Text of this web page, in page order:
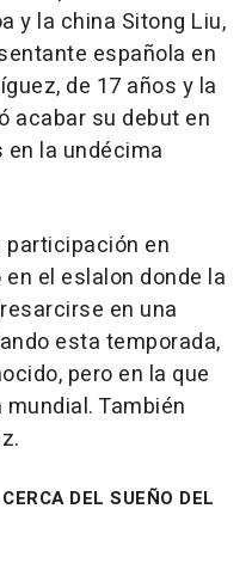
y la china Sitong Liu,
española en
de 17 años y la
acabar su debut en
la undécima
en
el eslalon donde la
en una
esta temporada,
pero en la que
También
DEL SUEÑO DEL